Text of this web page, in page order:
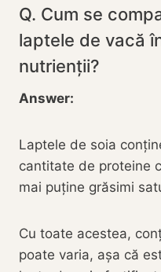
Q. Cum se
laptele de vacă
nutrienții?
Answer:
Laptele de soia
cantitate de proteine
mai puține grăsimi
Cu toate acestea,
poate varia, așa că